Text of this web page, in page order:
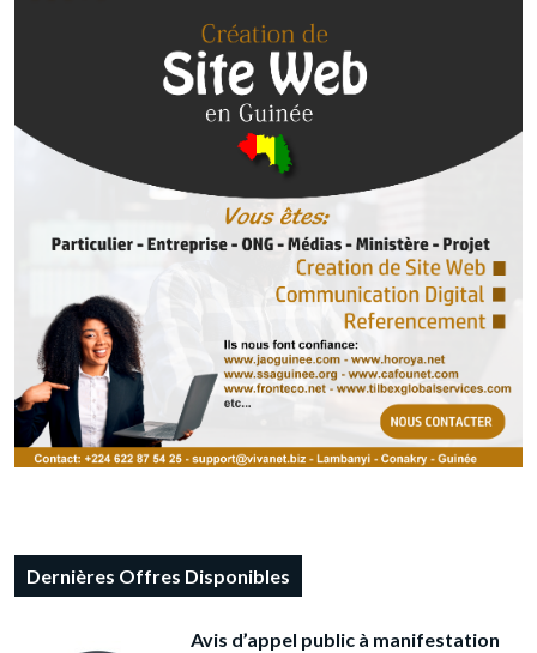
Dernières Offres Disponibles
Avis d’appel public à manifestation